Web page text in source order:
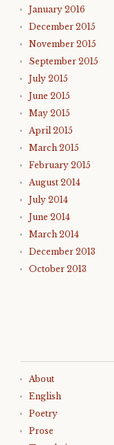
January 2016
December 2015
November 2015
September 2015
July 2015
June 2015
May 2015
April 2015
March 2015
February 2015
August 2014
July 2014
June 2014
March 2014
December 2013
October 2013
About
English
Poetry
Prose